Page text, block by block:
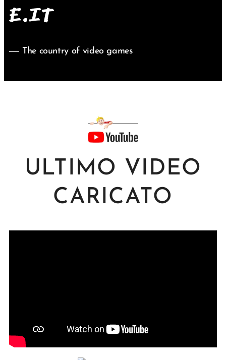
E.IT
The country of video games
ULTIMO VIDEO
CARICATO